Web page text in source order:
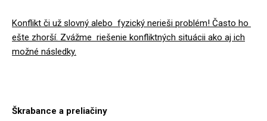
Konflikt či už slovný alebo fyzický nerieši problém! Často ho
ešte zhorší. Zvážme riešenie konfliktných situácii ako aj ich
možné následky.
Škrabance a preliačiny